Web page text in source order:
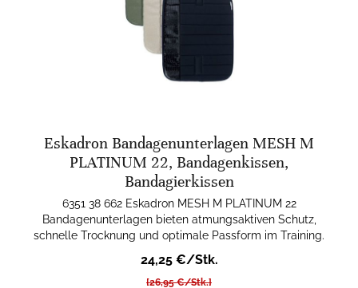
Eskadron Bandagenunterlagen MESH M
PLATINUM 22, Bandagenkissen,
Bandagierkissen
6351 38 662 Eskadron MESH M PLATINUM 22
Bandagenunterlagen bieten atmungsaktiven Schutz,
schnelle Trocknung und optimale Passform im Training.
24,25 €/Stk.
[26,95 €/Stk.]